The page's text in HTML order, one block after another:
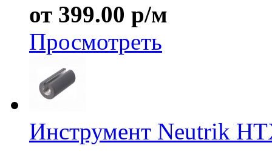
от 399.00 р/м
Просмотреть
Инструмент Neutrik